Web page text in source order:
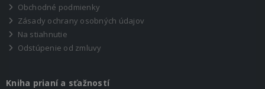
Obchodné podmienky
Zásady ochrany osobných údajov
Na stiahnutie
Odstúpenie od zmluvy
Kniha prianí a sťažností